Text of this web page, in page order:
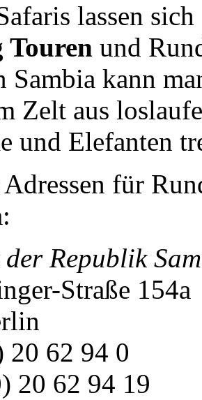
lassen
Touren und
Sambia kann
Zelt aus
und Elefanten
für
Republik
Straße 154a
20 62 94 0
20 62 94 19